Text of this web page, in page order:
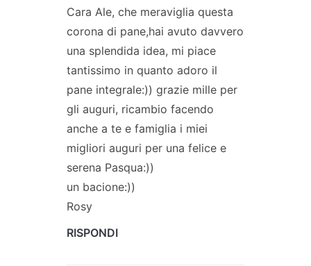
Cara Ale, che meraviglia questa
corona di pane,hai avuto davvero
una splendida idea, mi piace
tantissimo in quanto adoro il
pane integrale:)) grazie mille per
gli auguri, ricambio facendo
anche a te e famiglia i miei
migliori auguri per una felice e
serena Pasqua:))
un bacione:))
Rosy
RISPONDI